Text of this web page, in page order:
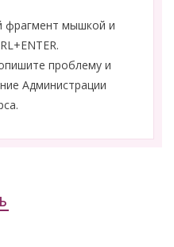
фрагмент мышкой и
проблему и
Администрации